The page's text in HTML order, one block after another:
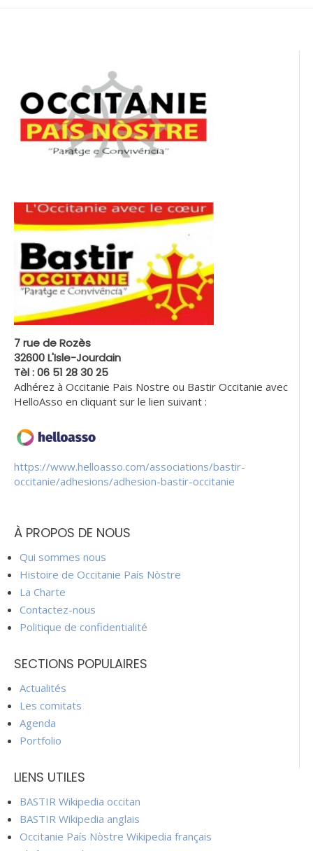
7 rue de Rozès
32600 L'Isle-Jourdain
Tèl : 06 51 28 30 25
Adhérez à Occitanie Pais Nostre ou Bastir Occitanie avec
HelloAsso en cliquant sur le lien suivant :
https://www.helloasso.com/associations/bastir-
occitanie/adhesions/adhesion-bastir-occitanie
À PROPOS DE NOUS
Qui sommes nous
Histoire de Occitanie País Nòstre
La Charte
Contactez-nous
Politique de confidentialité
SECTIONS POPULAIRES
Actualités
Les comitats
Agenda
Portfolio
LIENS UTILES
BASTIR Wikipedia occitan
BASTIR Wikipedia anglais
Occitanie País Nòstre Wikipedia français